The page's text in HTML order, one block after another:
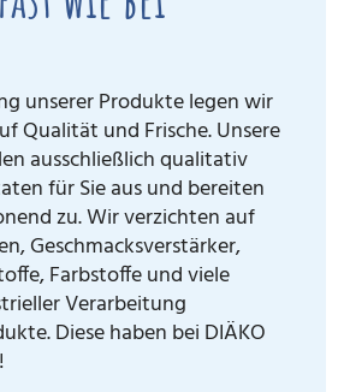
unserer Produkte legen wir
Qualität und Frische. Unsere
ausschließlich qualitativ
für Sie aus und bereiten
zu. Wir verzichten auf
Geschmacksverstärker,
Farbstoffe und viele
Verarbeitung
Diese haben bei DIÄKO